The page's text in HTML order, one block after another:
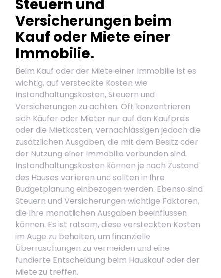
Steuern und
Versicherungen beim
Kauf oder Miete einer
Immobilie.
Beim Kauf oder der Miete einer Immobilie ist es
wichtig, auf versteckte Kosten wie
Instandhaltungskosten, Steuern und
Versicherungen zu achten. Oft konzentrieren
sich Käufer oder Mieter nur auf den Kaufpreis
oder die Mietkosten, vernachlässigen jedoch die
zusätzlichen Ausgaben, die mit dem Besitz oder
der Nutzung einer Immobilie verbunden sind.
Instandhaltungskosten können je nach Zustand
des Hauses variieren und sollten in Ihre
Budgetplanung einbezogen werden. Ebenso sind
Steuern und Versicherungen wichtige Faktoren,
die Ihre monatlichen Ausgaben beeinflussen
können. Es ist ratsam, diese versteckten Kosten
im Auge zu behalten, um finanzielle
Überraschungen zu vermeiden und eine
fundierte Entscheidung beim Hauskauf oder der
Miete zu treffen.